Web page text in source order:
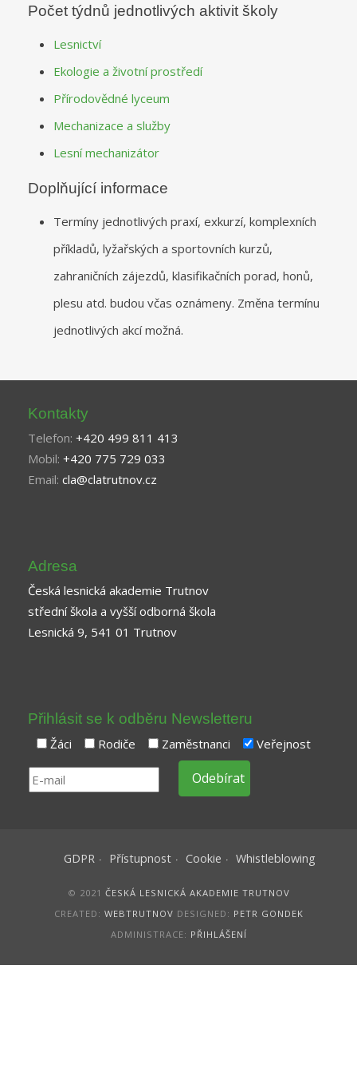
Počet týdnů jednotlivých aktivit školy
Lesnictví
Ekologie a životní prostředí
Přírodovědné lyceum
Mechanizace a služby
Lesní mechanizátor
Doplňující informace
Termíny jednotlivých praxí, exkurzí, komplexních
příkladů, lyžařských a sportovních kurzů,
zahraničních zájezdů, klasifikačních porad, honů,
plesu atd. budou včas oznámeny. Změna termínu
jednotlivých akcí možná.
Kontakty
Telefon: +420 499 811 413
Mobil: +420 775 729 033
Email: cla@clatrutnov.cz
Adresa
Česká lesnická akademie Trutnov
střední škola a vyšší odborná škola
Lesnická 9, 541 01 Trutnov
Přihlásit se k odběru Newsletteru
Žáci Rodiče Zaměstnanci Veřejnost
GDPR Přístupnost Cookie Whistleblowing
© 2021 ČESKÁ LESNICKÁ AKADEMIE TRUTNOV
CREATED: WEBTRUTNOV DESIGNED: PETR GONDEK
ADMINISTRACE: PŘIHLÁŠENÍ